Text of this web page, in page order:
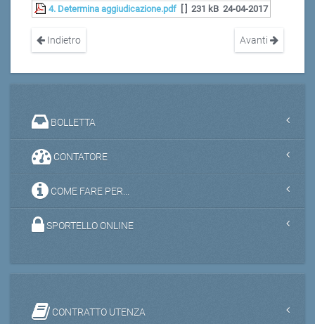
4. Determina aggiudicazione.pdf
231 kB 24-04-2017
Indietro Avanti
BOLLETTA
CONTATORE
COME FARE PER...
SPORTELLO ONLINE
CONTRATTO UTENZA